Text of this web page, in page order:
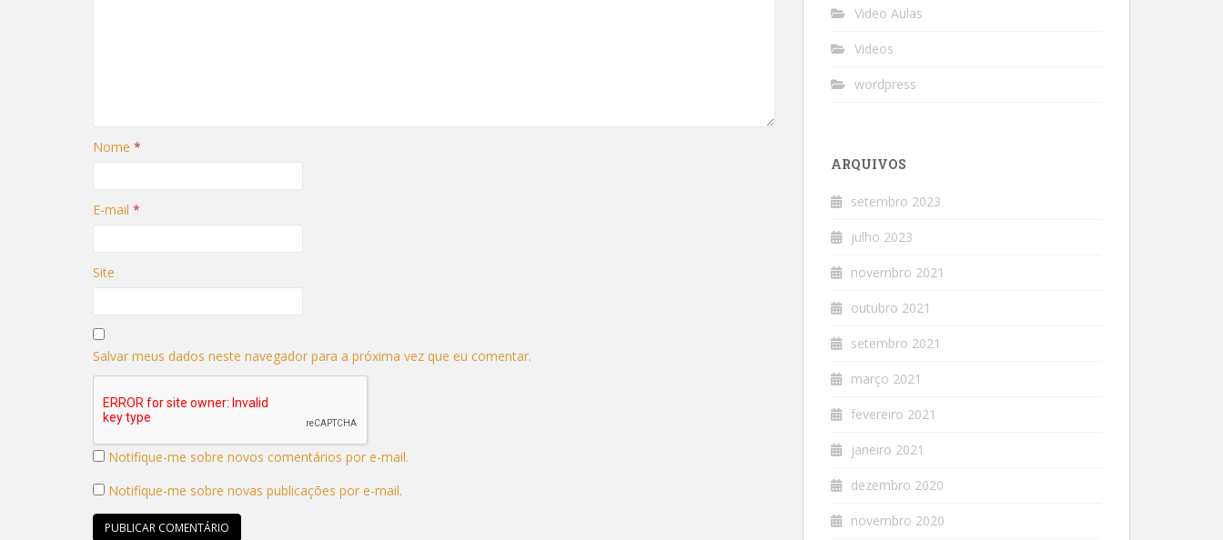
Nome *
E-mail *
Site
Salvar meus dados neste navegador para a próxima vez que eu comentar.
Notifique-me sobre novos comentários por e-mail.
Notifique-me sobre novas publicações por e-mail.
Video Aulas
Videos
wordpress
ARQUIVOS
setembro 2023
julho 2023
novembro 2021
outubro 2021
setembro 2021
março 2021
fevereiro 2021
janeiro 2021
dezembro 2020
novembro 2020